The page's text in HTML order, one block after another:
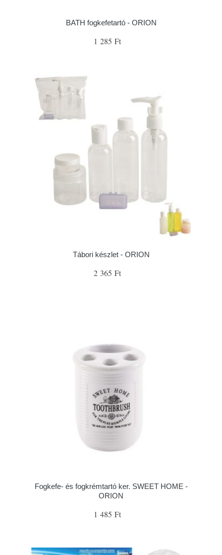
BATH fogkefetartó - ORION
1 285 Ft
Tábori készlet - ORION
2 365 Ft
Fogkefe- és fogkrémtartó ker. SWEET HOME -
ORION
1 485 Ft